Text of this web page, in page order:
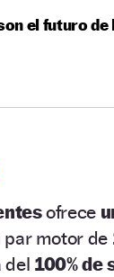
el futuro de
ofrece
par motor de
del 100% de